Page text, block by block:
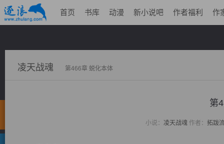
首页 书库 动漫 新小说吧 作者福利 作
凌天战魂 第466章 蜕化本体
第
小说： 凌天战魂作者： 拓跋